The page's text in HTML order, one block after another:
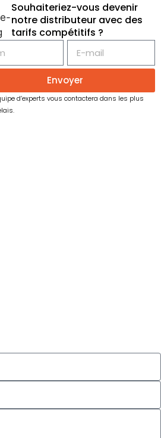
Souhaiteriez-vous devenir
notre distributeur avec des
tarifs compétitifs ?
Envoyer
d’experts vous contactera dans les plus